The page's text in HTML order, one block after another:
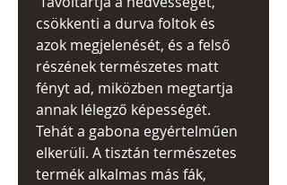
csökkenti a durva foltok és
azok megjelenését, és a felső
részének természetes matt
fényt ad, miközben megtartja
annak lélegző képességét.
Tehát a gabona egyértelműen
elkerüli. A tisztán természetes
termék alkalmas más fák,